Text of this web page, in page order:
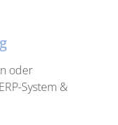
oder
System &